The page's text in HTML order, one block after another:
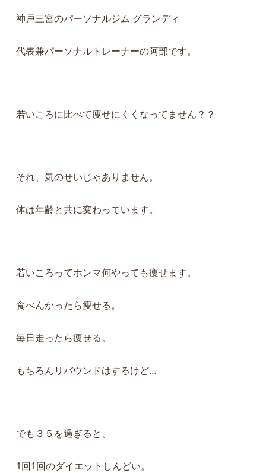
神戸三宮のパーソナルジム グランディ
代表兼パーソナルトレーナーの阿部です。
若いころに比べて痩せにくくなってません？？
それ、気のせいじゃありません。
体は年齢と共に変わっています。
若いころってホンマ何やっても痩せます。
食べんかったら痩せる。
毎日走ったら痩せる。
もちろんリバウンドはするけど…
でも３５を過ぎると、
1回1回のダイエットしんどい。